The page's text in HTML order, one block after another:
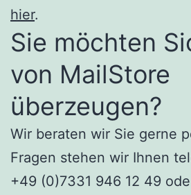
hier.
Sie möchten
von MailStore
überzeugen?
Wir beraten wir Sie gerne
Fragen stehen wir Ihnen
+49 (0)7331 946 12 49